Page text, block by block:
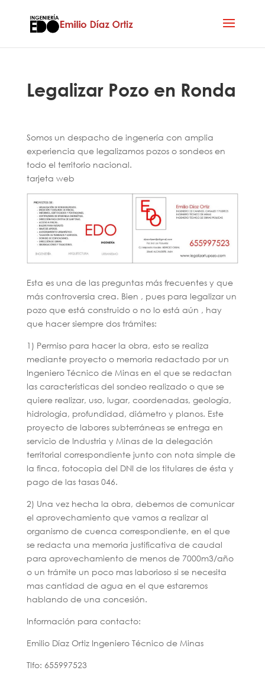
Legalizar Pozo en Ronda
Somos un despacho de ingenería con amplia
experiencia que legalizamos pozos o sondeos en
todo el territorio nacional.
tarjeta web
Esta es una de las preguntas más frecuentes y que
más controversia crea. Bien , pues para legalizar un
pozo que está construido o no lo está aún , hay
que hacer siempre dos trámites:
1) Permiso para hacer la obra, esto se realiza
mediante proyecto o memoria redactado por un
Ingeniero Técnico de Minas en el que se redactan
las características del sondeo realizado o que se
quiere realizar, uso, lugar, coordenadas, geología,
hidrologia, profundidad, diámetro y planos. Este
proyecto de labores subterráneas se entrega en
servicio de Industria y Minas de la delegación
territorial correspondiente junto con nota simple de
la finca, fotocopia del DNI de los titulares de ésta y
pago de las tasas 046.
2) Una vez hecha la obra, debemos de comunicar
el aprovechamiento que vamos a realizar al
organismo de cuenca correspondiente, en el que
se redacta una memoria justificativa de caudal
para aprovechamiento de menos de 7000m3/año
o un trámite un poco mas laborioso si se necesita
mas cantidad de agua en el que estaremos
hablando de una concesión.
Información para contacto:
Emilio Díaz Ortiz Ingeniero Técnico de Minas
Tlfo: 655997523